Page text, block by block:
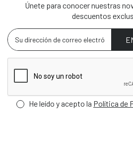
Únete para conocer nuestras
descuentos
He leído y acepto la Política de